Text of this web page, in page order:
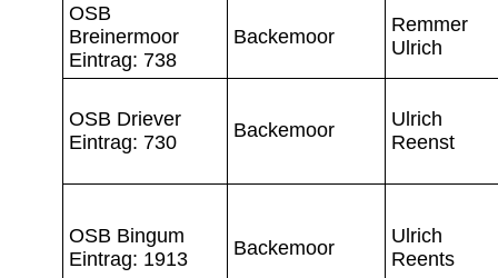
OSB
Breinermoor
Eintrag: 738
Backemoor
Remmer
Ulrich
OSB Driever
Eintrag: 730
Backemoor
Ulrich
Reenst
OSB Bingum
Eintrag: 1913
Backemoor
Ulrich
Reents